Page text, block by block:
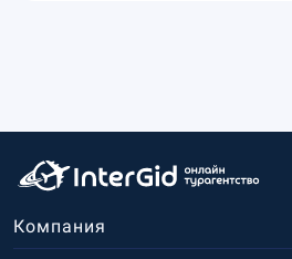
Компания